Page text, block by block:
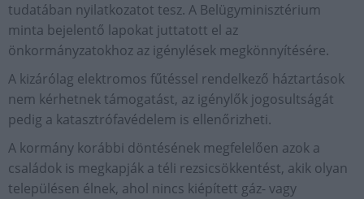
tudatában nyilatkozatot tesz. A Belügyminisztérium
minta bejelentő lapokat juttatott el az
önkormányzatokhoz az igénylések megkönnyítésére.
A kizárólag elektromos fűtéssel rendelkező háztartások
nem kérhetnek támogatást, az igénylők jogosultságát
pedig a katasztrófavédelem is ellenőrizheti.
A kormány korábbi döntésének megfelelően azok a
családok is megkapják a téli rezsicsökkentést, akik olyan
településen élnek, ahol nincs kiépített gáz- vagy